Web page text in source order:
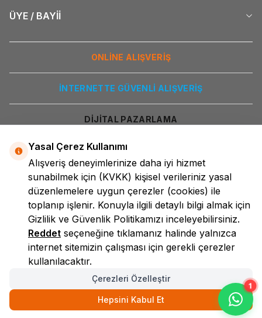
1
ÜYE / BAYİİ
ONLİNE ALIŞVERİŞ
İNTERNETTE GÜVENLİ ALIŞVERİŞ
DİJİTAL PAZARLAMA
LokmanAVM
Yasal Çerez Kullanımı
Alışveriş deneyimlerinize daha iyi hizmet
sunabilmek için (KVKK) kişisel verileriniz yasal
düzenlemelere uygun çerezler (cookies) ile
toplanıp işlenir. Konuyla ilgili detaylı bilgi almak için
Gizlilik ve Güvenlik Politikamızı inceleyebilirsiniz.
Reddet seçeneğine tıklamanız halinde yalnızca
internet sitemizin çalışması için gerekli çerezler
kullanılacaktır.
Çerezleri Özelleştir
Hepsini Kabul Et